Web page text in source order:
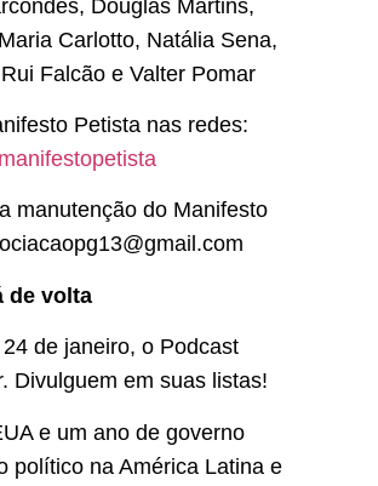
Douglas Martins,
Carlotto, Natália Sena,
Falcão e Valter Pomar
Petista nas redes:
manutenção do Manifesto
de volta
de janeiro, o Podcast
Divulguem em suas listas!
e um ano de governo
político na América Latina e